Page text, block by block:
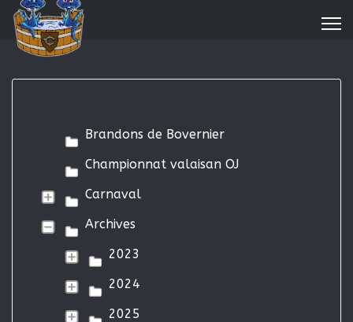
Brandons de Bovernier
Championnat valaisan OJ
Carnaval
Archives
2023
2024
2025